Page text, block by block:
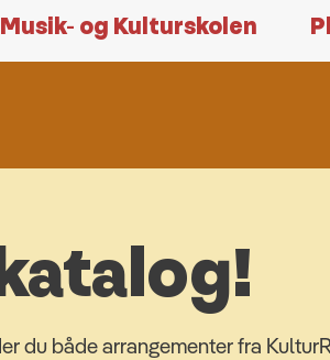
Musik- og Kulturskolen
du både arrangementer fra